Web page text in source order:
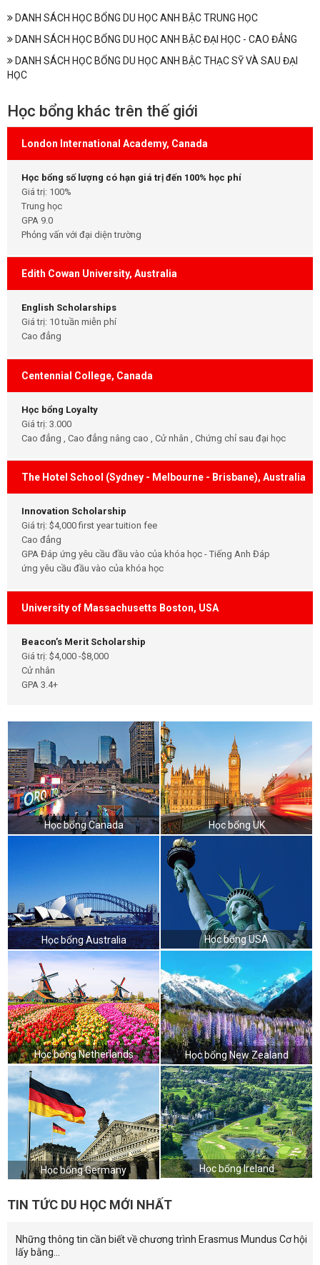
DANH SÁCH HỌC BỔNG DU HỌC ANH BẬC TRUNG HỌC
DANH SÁCH HỌC BỔNG DU HỌC ANH BẬC ĐẠI HỌC - CAO ĐẲNG
DANH SÁCH HỌC BỔNG DU HỌC ANH BẬC THẠC SỸ VÀ SAU ĐẠI
HỌC
Học bổng khác trên thế giới
London International Academy, Canada
Học bổng số lượng có hạn giá trị đến 100% học phí
Giá trị: 100%
Trung học
GPA 9.0
Phỏng vấn với đại diện trường
Edith Cowan University, Australia
English Scholarships
Giá trị: 10 tuần miễn phí
Cao đẳng
Centennial College, Canada
Học bổng Loyalty
Giá trị: 3.000
Cao đẳng , Cao đẳng nâng cao , Cử nhân , Chứng chỉ sau đại học
The Hotel School (Sydney - Melbourne - Brisbane), Australia
Innovation Scholarship
Giá trị: $4,000 first year tuition fee
Cao đẳng
GPA Đáp ứng yêu cầu đầu vào của khóa học - Tiếng Anh Đáp
ứng yêu cầu đầu vào của khóa học
University of Massachusetts Boston, USA
Beacon’s Merit Scholarship
Giá trị: $4,000 -$8,000
Cử nhân
GPA 3.4+
Học bổng Canada Học bổng UK
Học bổng Australia Học bổng USA
Học bổng Netherlands Học bổng New Zealand
Học bổng Germany Học bổng Ireland
TIN TỨC DU HỌC MỚI NHẤT
Những thông tin cần biết về chương trình Erasmus Mundus Cơ hội
lấy bằng...